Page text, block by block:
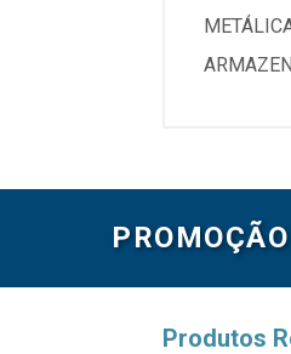
Produtos